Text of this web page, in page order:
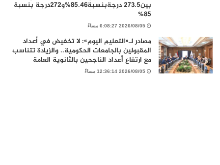
بين273.5 درجةبنسبة85.46%و272درجة بنسبة
85%
2026/08/05 6:08:27 مساءً
مصادر لـ«التعليم اليوم»: لا تخفيض في أعداد
المقبولين بالجامعات الحكومية.. والزيادة تتناسب
مع ارتفاع أعداد الناجحين بالثانوية العامة
2026/08/05 12:36:14 مساءً